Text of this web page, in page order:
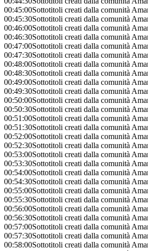
00:45:00Sottotitoli creati dalla comunità
00:45:30Sottotitoli creati dalla comunità
00:46:00Sottotitoli creati dalla comunità
00:46:30Sottotitoli creati dalla comunità
00:47:00Sottotitoli creati dalla comunità
00:47:30Sottotitoli creati dalla comunità
00:48:00Sottotitoli creati dalla comunità
00:48:30Sottotitoli creati dalla comunità
00:49:00Sottotitoli creati dalla comunità
00:49:30Sottotitoli creati dalla comunità
00:50:00Sottotitoli creati dalla comunità
00:50:30Sottotitoli creati dalla comunità
00:51:00Sottotitoli creati dalla comunità
00:51:30Sottotitoli creati dalla comunità
00:52:00Sottotitoli creati dalla comunità
00:52:30Sottotitoli creati dalla comunità
00:53:00Sottotitoli creati dalla comunità
00:53:30Sottotitoli creati dalla comunità
00:54:00Sottotitoli creati dalla comunità
00:54:30Sottotitoli creati dalla comunità
00:55:00Sottotitoli creati dalla comunità
00:55:30Sottotitoli creati dalla comunità
00:56:00Sottotitoli creati dalla comunità
00:56:30Sottotitoli creati dalla comunità
00:57:00Sottotitoli creati dalla comunità
00:57:30Sottotitoli creati dalla comunità
00:58:00Sottotitoli creati dalla comunità